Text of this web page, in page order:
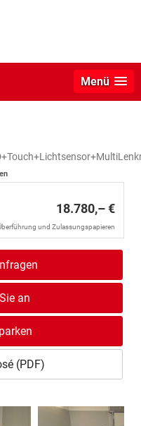
Menü
18.780,– €
und Zulassungspapieren
an
(PDF)